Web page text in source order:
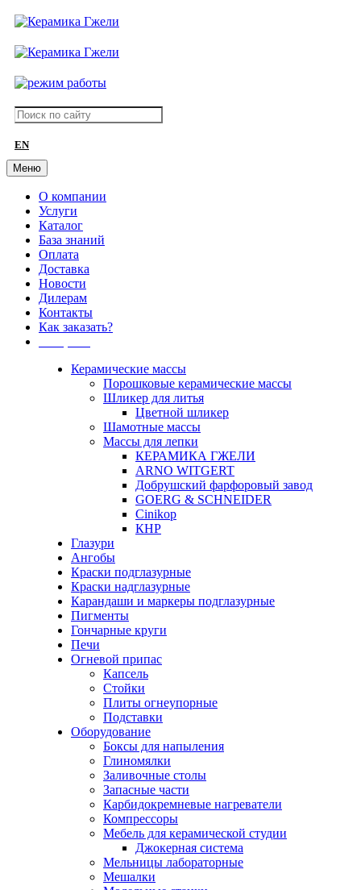
EN
Меню
О компании
Услуги
Каталог
База знаний
Оплата
Доставка
Новости
Дилерам
Контакты
Как заказать?
Керамические массы
Порошковые керамические массы
Шликер для литья
Цветной шликер
Шамотные массы
Массы для лепки
КЕРАМИКА ГЖЕЛИ
ARNO WITGERT
Добрушский фарфоровый завод
GOERG & SCHNEIDER
Cinikop
КНР
Глазури
Ангобы
Краски подглазурные
Краски надглазурные
Карандаши и маркеры подглазурные
Пигменты
Гончарные круги
Печи
Огневой припас
Капсель
Стойки
Плиты огнеупорные
Подставки
Оборудование
Боксы для напыления
Глиномялки
Заливочные столы
Запасные части
Карбидокремневые нагреватели
Компрессоры
Мебель для керамической студии
Джокерная система
Мельницы лабораторные
Мешалки